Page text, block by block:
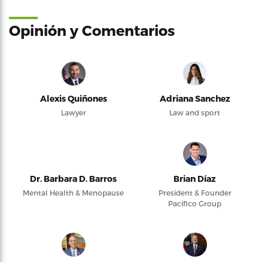
Opinión y Comentarios
Alexis Quiñones
Lawyer
Adriana Sanchez
Law and sport
Dr. Barbara D. Barros
Mental Health & Menopause
Brian Díaz
President & Founder
Pacifico Group